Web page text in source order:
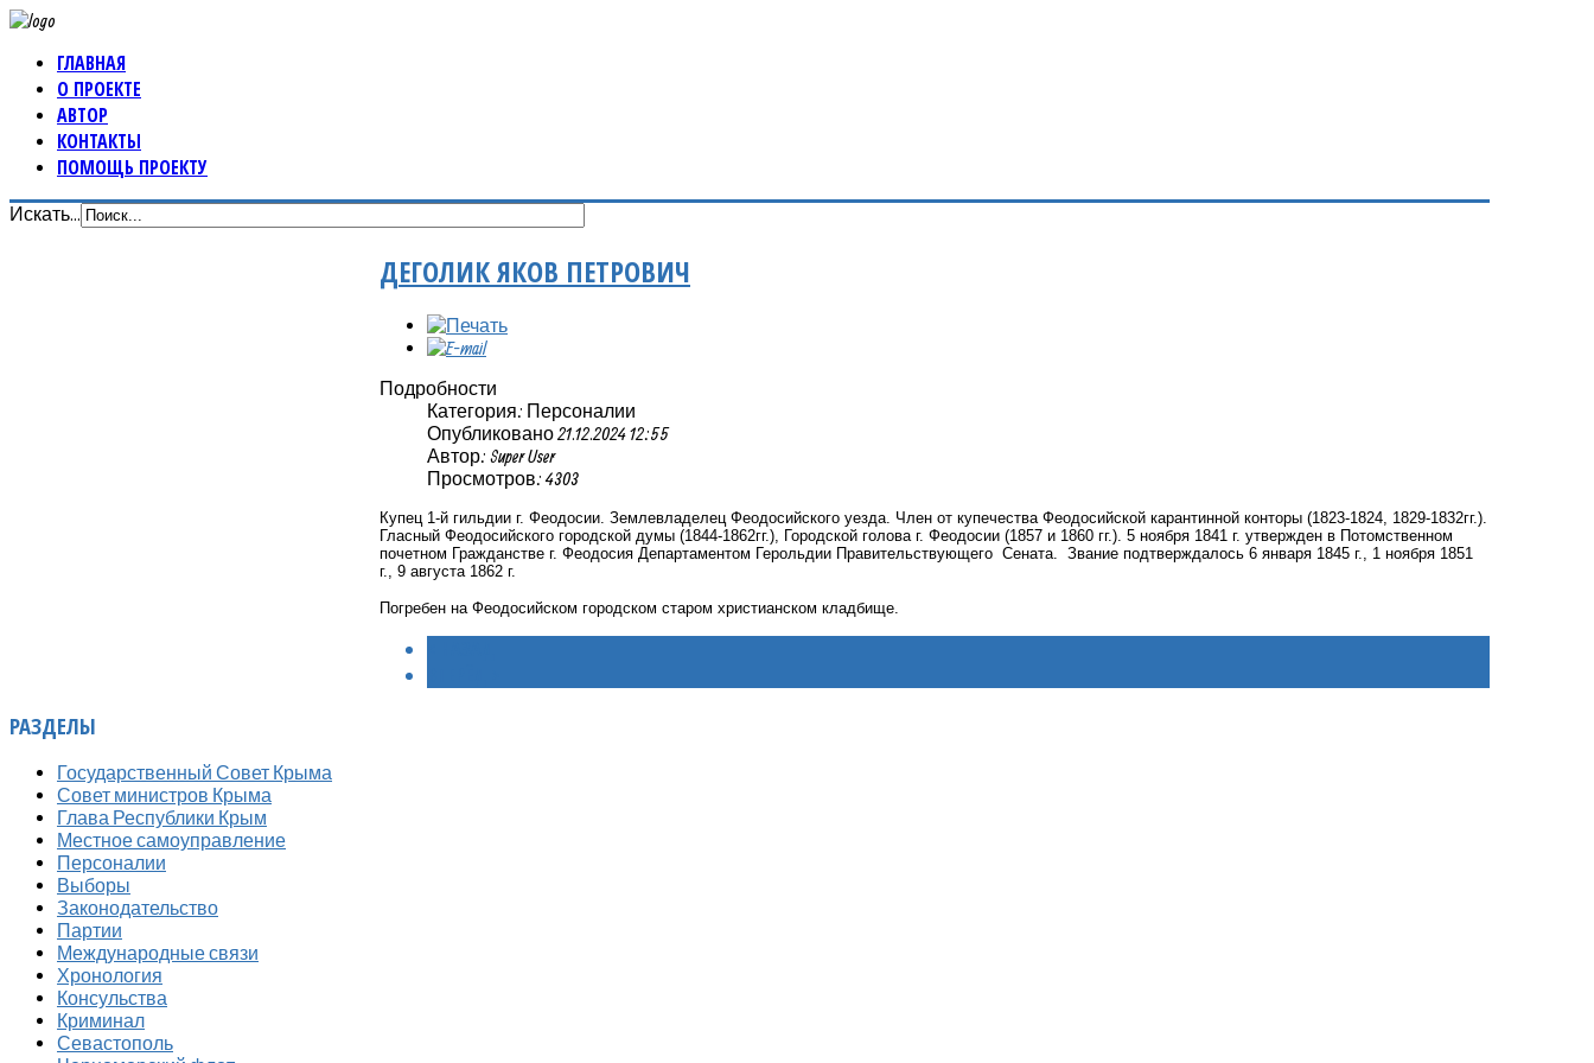
ГЛАВНАЯ
О ПРОЕКТЕ
АВТОР
КОНТАКТЫ
ПОМОЩЬ ПРОЕКТУ
Искать...
ДЕГОЛИК ЯКОВ ПЕТРОВИЧ
Подробности
Категория: Персоналии
Опубликовано 21.12.2024 12:55
Автор: Super User
Просмотров: 4303
Купец 1-й гильдии г. Феодосии. Землевладелец Феодосийского уезда. Член от купечества Феодосийской карантинной конторы (1823-1824, 1829-1832гг.).
Гласный Феодосийского городской думы (1844-1862гг.), Городской голова г. Феодосии (1857 и 1860 гг.). 5 ноября 1841 г. утвержден в Потомственном
почетном Гражданстве г. Феодосия Департаментом Герольдии Правительствующего Сената.
Звание подтверждалось 6 января 1845 г., 1 ноября 1851
г., 9 августа 1862 г.
Погребен на Феодосийском городском старом христианском кладбище.
РАЗДЕЛЫ
Государственный Совет Крыма
Совет министров Крыма
Глава Республики Крым
Местное самоуправление
Персоналии
Выборы
Законодательство
Партии
Международные связи
Хронология
Консульства
Криминал
Севастополь